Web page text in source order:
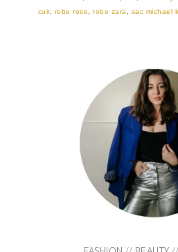
cuir, robe rose robe zara sac michael